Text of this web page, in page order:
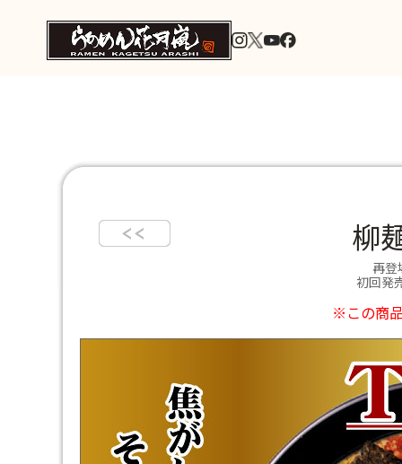
柳
再登
初回発
※この商